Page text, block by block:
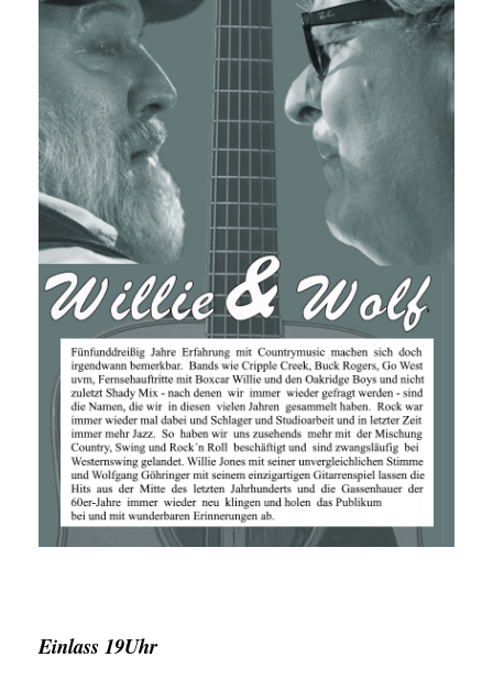
Einlass 19Uhr